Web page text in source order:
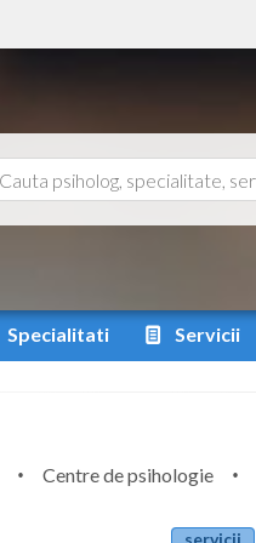
Specialitati Servicii
Centre de psihologie
servicii